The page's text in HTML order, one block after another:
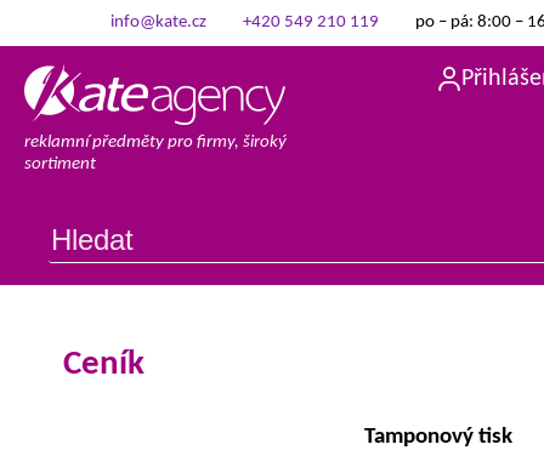
info@kate.cz +420 549 210 119 po – pá: 8:00 –
reklamní předměty pro firmy, široký
sortiment
Ceník
Tamponový tisk